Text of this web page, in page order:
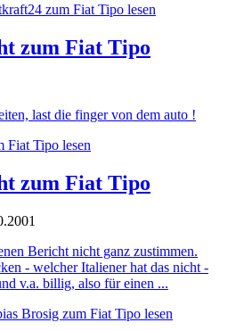
zum Fiat Tipo lesen
zum Fiat Tipo
last die finger von dem auto !
Fiat Tipo lesen
zum Fiat Tipo
Bericht nicht ganz zustimmen.
- welcher Italiener hat das nicht -
v.a. billig, also für einen ...
Brosig zum Fiat Tipo lesen